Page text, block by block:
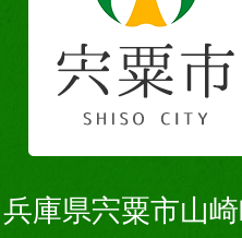
庫県宍粟市山崎